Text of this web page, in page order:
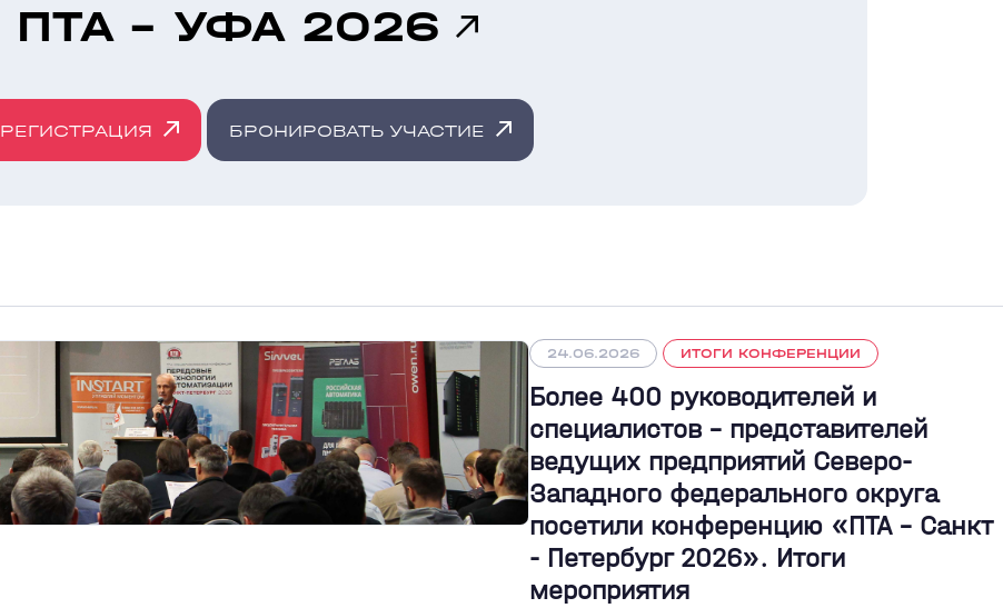
ПТА - УФА 2026
РЕГИСТРАЦИЯ БРОНИРОВАТЬ УЧАСТИЕ
24.06.2026 ИТОГИ КОНФЕРЕНЦИИ
Более 400 руководителей и
специалистов – представителей
ведущих предприятий Северо-
Западного федерального округа
посетили конференцию «ПТА – Санкт
- Петербург 2026». Итоги
мероприятия